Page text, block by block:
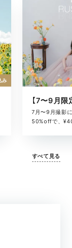
み
7月〜9月撮影
50%offで、
すべて見る